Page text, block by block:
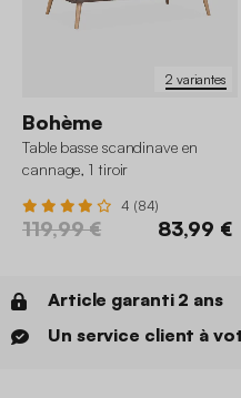
2 variantes
Bohème
Table basse scandinave en
cannage, 1 tiroir
4 (84)
119,99 € 83,99 €
Article garanti 2 ans
Un service client à